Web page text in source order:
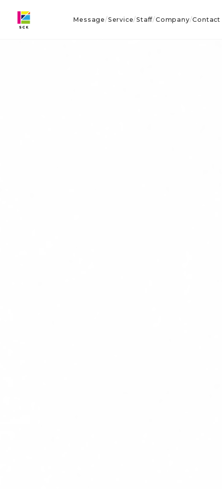
Message/Service/Staff/Company/Contact